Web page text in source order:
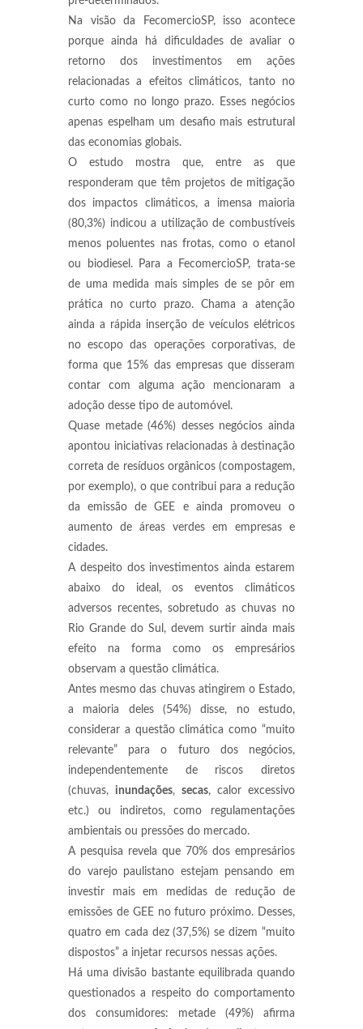
Na visão da FecomercioSP, isso acontece
porque ainda há dificuldades de avaliar o
retorno dos investimentos em ações
relacionadas a efeitos climáticos, tanto no
curto como no longo prazo. Esses negócios
apenas espelham um desafio mais estrutural
das economias globais.
O estudo mostra que, entre as que
responderam que têm projetos de mitigação
dos impactos climáticos, a imensa maioria
(80,3%) indicou a utilização de combustíveis
menos poluentes nas frotas, como o etanol
ou biodiesel. Para a FecomercioSP, trata-se
de uma medida mais simples de se pôr em
prática no curto prazo. Chama a atenção
ainda a rápida inserção de veículos elétricos
no escopo das operações corporativas, de
forma que 15% das empresas que disseram
contar com alguma ação mencionaram a
adoção desse tipo de automóvel.
Quase metade (46%) desses negócios ainda
apontou iniciativas relacionadas à destinação
correta de resíduos orgânicos (compostagem,
por exemplo), o que contribui para a redução
da emissão de GEE e ainda promoveu o
aumento de áreas verdes em empresas e
cidades.
A despeito dos investimentos ainda estarem
abaixo do ideal, os eventos climáticos
adversos recentes, sobretudo as chuvas no
Rio Grande do Sul, devem surtir ainda mais
efeito na forma como os empresários
observam a questão climática.
Antes mesmo das chuvas atingirem o Estado,
a maioria deles (54%) disse, no estudo,
considerar a questão climática como “muito
relevante” para o futuro dos negócios,
independentemente de riscos diretos
(chuvas, inundações, secas, calor excessivo
etc.) ou indiretos, como regulamentações
ambientais ou pressões do mercado.
A pesquisa revela que 70% dos empresários
do varejo paulistano estejam pensando em
investir mais em medidas de redução de
emissões de GEE no futuro próximo. Desses,
quatro em cada dez (37,5%) se dizem “muito
dispostos” a injetar recursos nessas ações.
Há uma divisão bastante equilibrada quando
questionados a respeito do comportamento
dos consumidores: metade (49%) afirma